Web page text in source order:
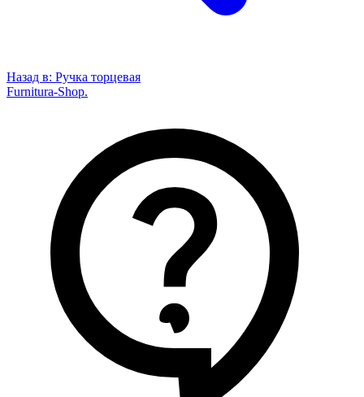
Назад в: Ручка торцевая
Furnitura-Shop.